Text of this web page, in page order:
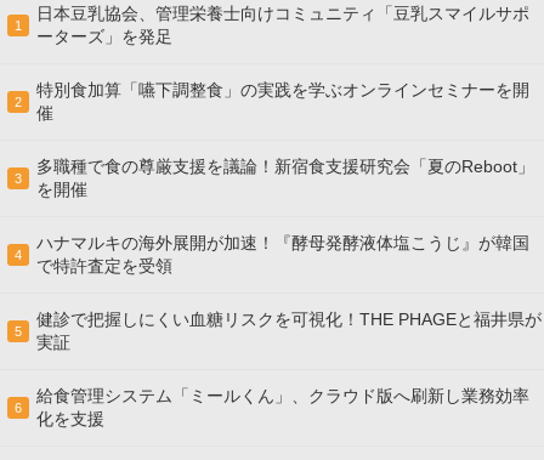
1
日本豆乳協会、管理栄養士向けコミュニティ「豆乳スマイルサポ
ーターズ」を発足
2
特別食加算「嚥下調整食」の実践を学ぶオンラインセミナーを開
催
3
多職種で食の尊厳支援を議論！新宿食支援研究会「夏のReboot」
を開催
4
ハナマルキの海外展開が加速！『酵母発酵液体塩こうじ』が韓国
で特許査定を受領
5
健診で把握しにくい血糖リスクを可視化！THE PHAGEと福井県が
実証
6
給食管理システム「ミールくん」、クラウド版へ刷新し業務効率
化を支援